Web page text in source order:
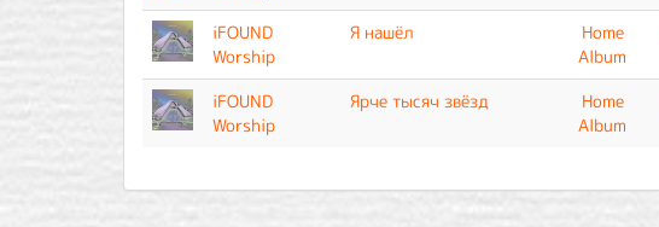
iFOUND
Worship
Я нашёл
Home
Album
iFOUND
Worship
Ярче тысяч звёзд
Home
Album